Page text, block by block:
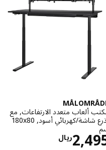
ألعاب متعدد الارتفاعات, مع
أذرع شاشة/كهربائي أسود, ‎180x80
ريالالاسعار ريال 2495